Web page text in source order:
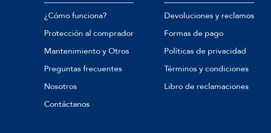
¿Cómo funciona?
Protección al comprador
Mantenimiento y Otros
Preguntas frecuentes
Nosotros
Contáctanos
Devoluciones y reclamos
Formas de pago
Políticas de privacidad
Términos y condiciones
Libro de reclamaciones